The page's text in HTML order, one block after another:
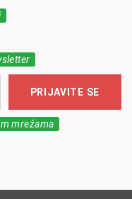
PRIJAVITE SE
mrežama